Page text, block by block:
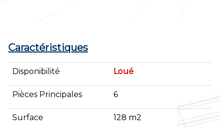
Caractéristiques
Disponibilité Loué
Pièces Principales 6
Surface 128 m2